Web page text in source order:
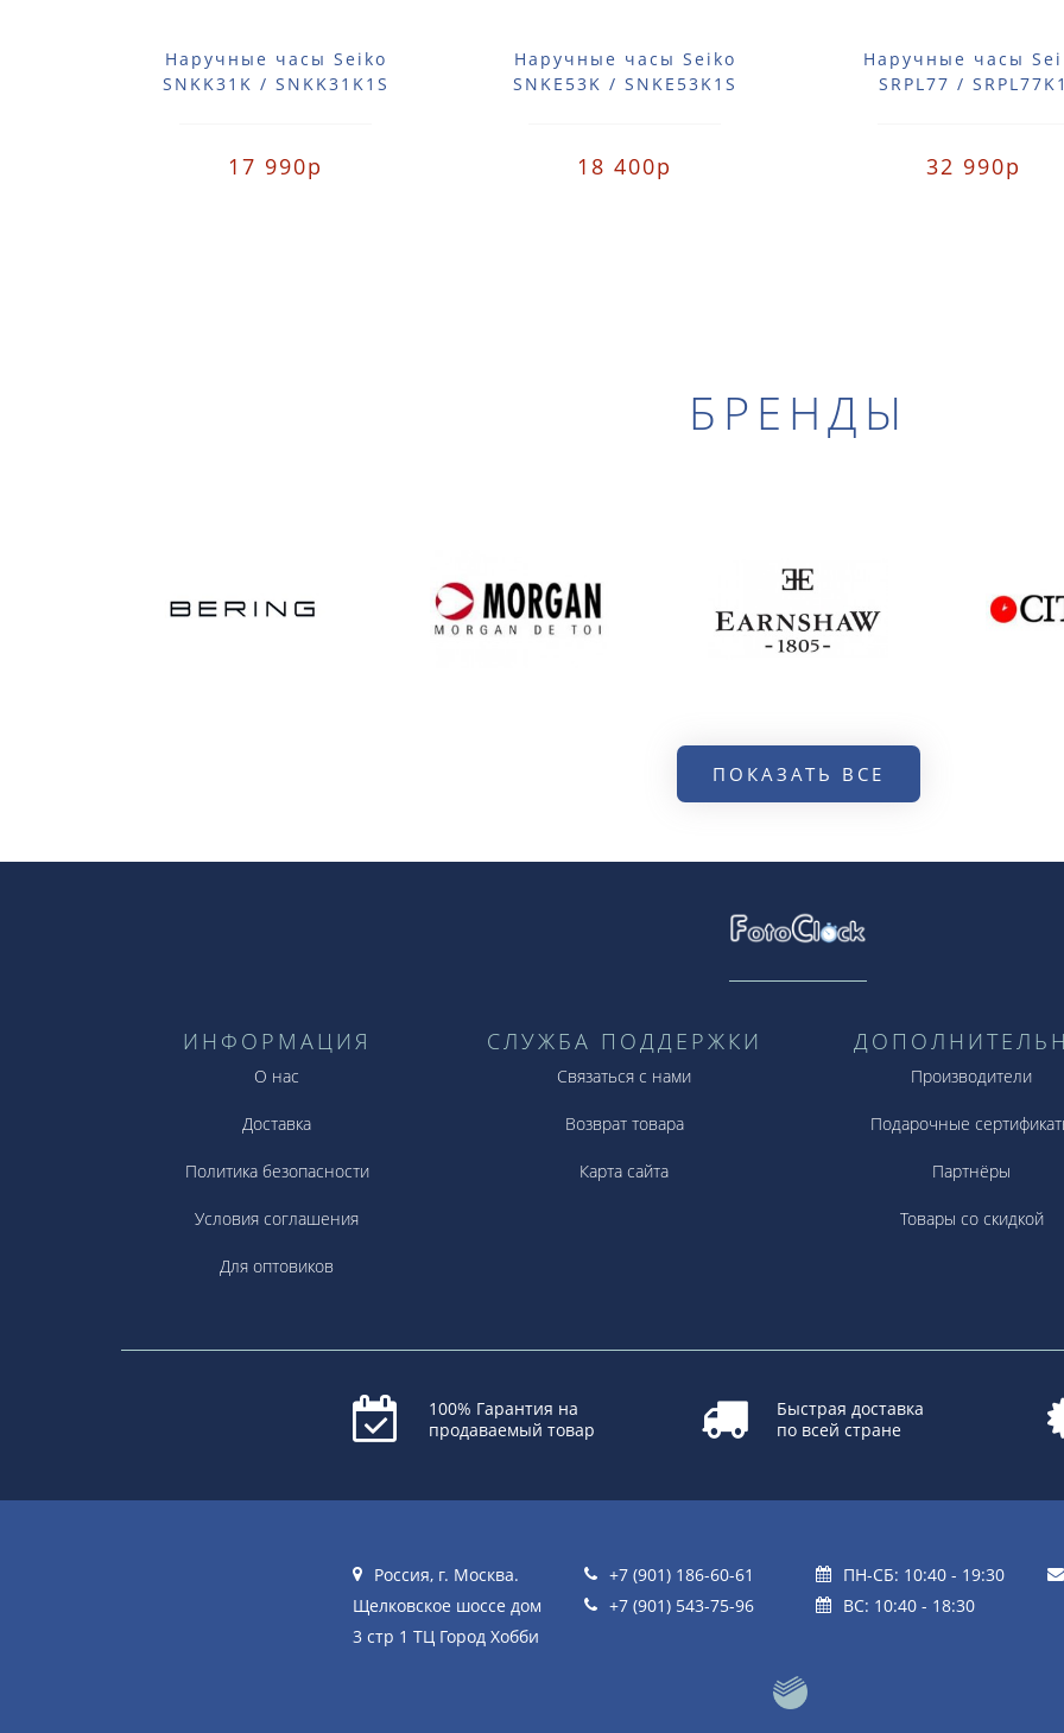
Наручные часы Seiko
SNKK31K / SNKK31K1S
17 990р
Наручные часы Seiko
SNKE53K / SNKE53K1S
18 400р
Наручные часы
SRPL77 /
32 990р
БРЕНДЫ
ПОКАЗАТЬ ВСЕ
ИНФОРМАЦИЯ
О нас
Доставка
Политика безопасности
Условия соглашения
Для оптовиков
СЛУЖБА ПОДДЕРЖКИ
Связаться с нами
Возврат товара
Карта сайта
Производители
Подарочные
Партнёры
Товары со скидкой
100% Гарантия на
продаваемый товар
Быстрая доставка
по всей стране
Россия, г. Москва.
Щелковское шоссе дом
3 стр 1 ТЦ Город Хобби
+7 (901) 186-60-61
+7 (901) 543-75-96
ПН-СБ: 10:40 - 19:30
ВС: 10:40 - 18:30